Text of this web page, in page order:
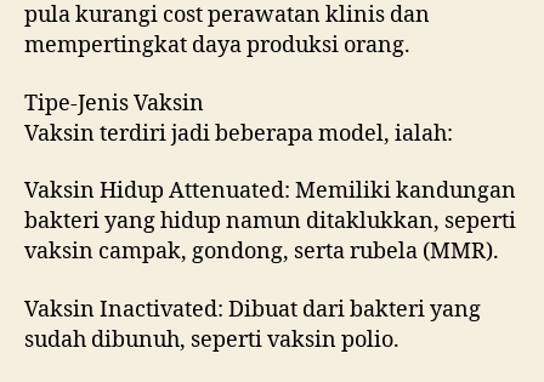
pula kurangi cost perawatan klinis dan
mempertingkat daya produksi orang.
Tipe-Jenis Vaksin
Vaksin terdiri jadi beberapa model, ialah:
Vaksin Hidup Attenuated: Memiliki kandungan
bakteri yang hidup namun ditaklukkan, seperti
vaksin campak, gondong, serta rubela (MMR).
Vaksin Inactivated: Dibuat dari bakteri yang
sudah dibunuh, seperti vaksin polio.